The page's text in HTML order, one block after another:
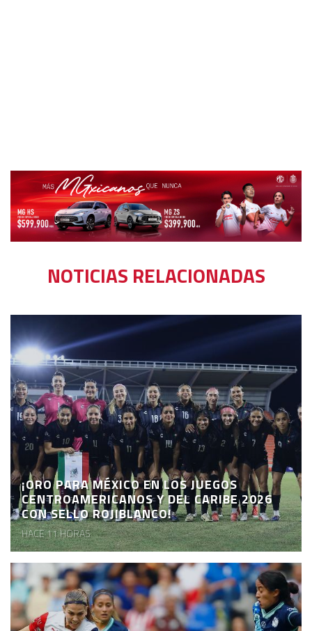
NOTICIAS RELACIONADAS
¡ORO PARA MÉXICO EN LOS JUEGOS
CENTROAMERICANOS Y DEL CARIBE 2026
CON SELLO ROJIBLANCO!
HACE 11 HORAS